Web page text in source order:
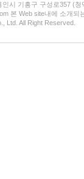
시 기흥구 구성로357 (
본 Web site내에 소개
Ltd. All Right Reserved.